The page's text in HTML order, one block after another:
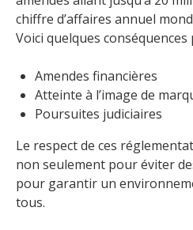
chiffre d’affaires annuel
Voici quelques conséquences
Amendes financières
Atteinte à l’image de
Poursuites judiciaires
Le respect de ces
non seulement pour éviter
pour garantir un
tous.